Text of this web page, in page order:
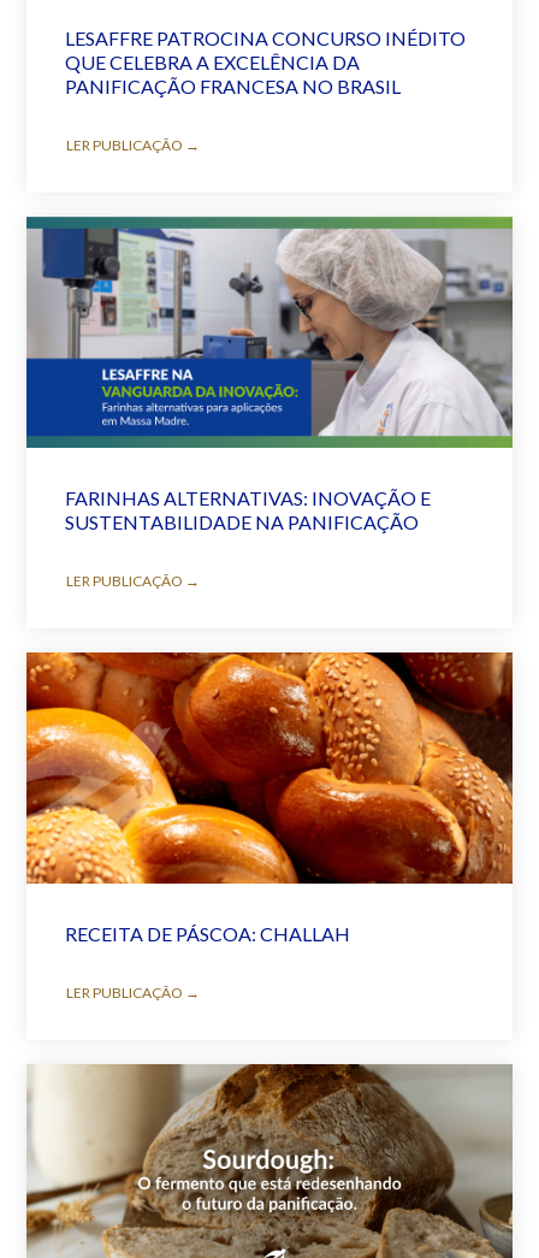
LESAFFRE PATROCINA CONCURSO INÉDITO
QUE CELEBRA A EXCELÊNCIA DA
PANIFICAÇÃO FRANCESA NO BRASIL
LER PUBLICAÇÃO →
FARINHAS ALTERNATIVAS: INOVAÇÃO E
SUSTENTABILIDADE NA PANIFICAÇÃO
LER PUBLICAÇÃO →
RECEITA DE PÁSCOA: CHALLAH
LER PUBLICAÇÃO →